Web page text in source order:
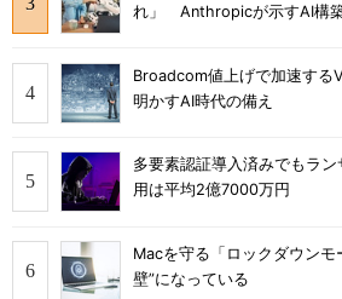
れ」 Anthropicが示すAI構
Broadcom値上げで加速す
明かすAI時代の備え
多要素認証導入済みでもラ
用は平均2億7000万円
Macを守る「ロックダウンモ
壁”になっている